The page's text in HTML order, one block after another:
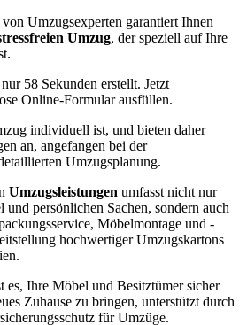
Umzugsexperten garantiert Ihnen
Umzug, der speziell auf Ihre
58 Sekunden erstellt. Jetzt
Online-Formular ausfüllen.
individuell ist, und bieten daher
an, angefangen bei der
Umzugsplanung.
Umzugsleistungen umfasst nicht nur
persönlichen Sachen, sondern auch
Möbelmontage und -
hochwertiger Umzugskartons
es, Ihre Möbel und Besitztümer sicher
Zuhause zu bringen, unterstützt durch
für Umzüge.